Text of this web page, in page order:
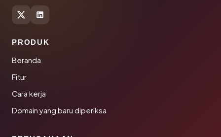
PRODUK
Beranda
Fitur
Cara kerja
Domain yang baru diperiksa